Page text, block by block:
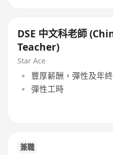
DSE 中文科老師
Teacher)
Star Ace
豐厚薪酬，彈性及年
彈性工時
兼職